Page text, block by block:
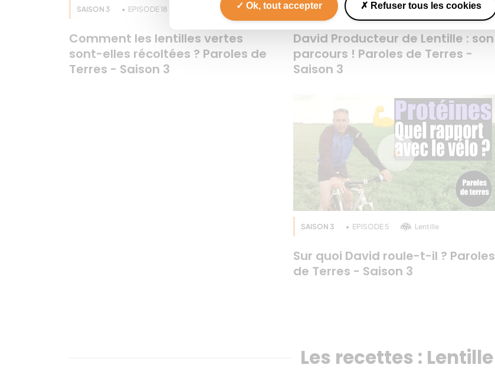
Ok, tout accepter Refuser tous les cookies
SAISON 3 EPISODE 18
Comment les lentilles vertes
sont-elles récoltées ? Paroles de
Terres - Saison 3
SAISON 3 EPISODE 7 Lentille
David Producteur de Lentille : son
parcours ! Paroles de Terres -
Saison 3
SAISON 3 EPISODE 5 Lentille
Sur quoi David roule-t-il ? Paroles
de Terres - Saison 3
Les recettes : Lentille